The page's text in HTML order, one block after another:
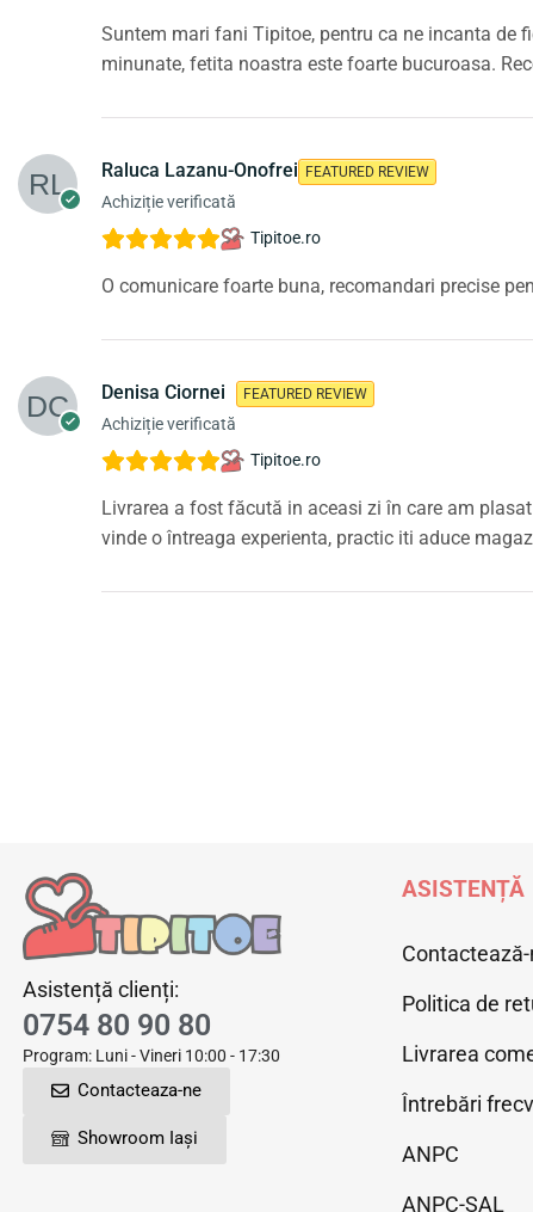
Suntem mari fani Tipitoe, pentru ca ne incanta de
minunate, fetita noastra este foarte bucuroasa.
Raluca Lazanu-Onofrei
Achiziție verificată
FEATURED REVIEW
Tipitoe.ro
O comunicare foarte buna, recomandari precise
Denisa Ciornei
Achiziție verificată
FEATURED REVIEW
Tipitoe.ro
Livrarea a fost făcută in aceasi zi în care am
vinde o întreaga experienta, practic iti aduce
Asistență clienți:
0754 80 90 80
Program: Luni - Vineri 10:00 - 17:30
Contacteaza-ne
Showroom Iași
ASISTENȚĂ
Politica de
Livrarea
Întrebări
ANPC
ANPC-SAL